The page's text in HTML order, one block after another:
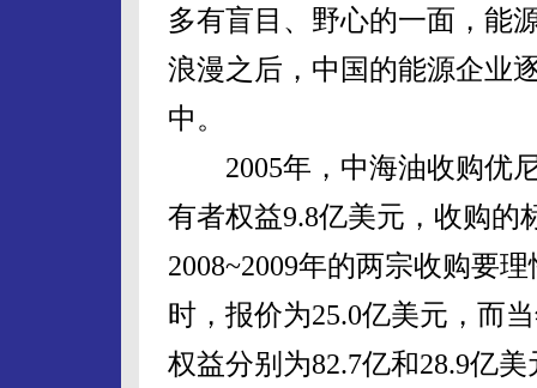
多有盲目、野心的一面，能
浪漫之后，中国的能源企业
中。
2005年，中海油收购优尼
有者权益9.8亿美元，收购的
2008~2009年的两宗收购要
时，报价为25.0亿美元，而
权益分别为82.7亿和28.9亿